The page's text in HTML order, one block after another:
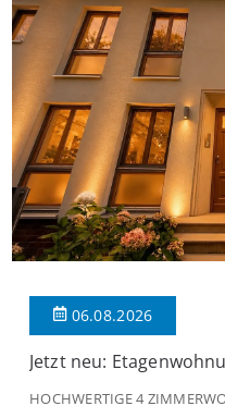
06.08.2026
Jetzt neu:
HOCHWERTIGE 4